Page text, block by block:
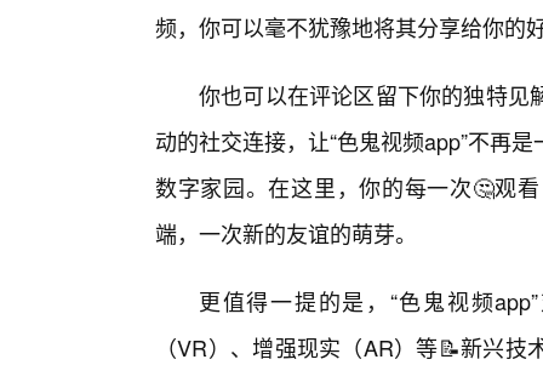
频，你可以毫不犹豫地将其分享给你的
你也可以在评论区留下你的独特见
动的社交连接，让“色鬼视频app”不再
数字家园。在这里，你的每一次🤔观
端，一次新的友谊的萌芽。
更值得一提的是，“色鬼视频
（VR）、增强现实（AR）等📝新兴